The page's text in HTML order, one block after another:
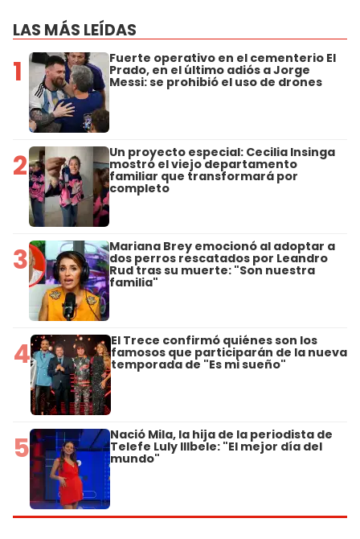
LAS MÁS LEÍDAS
1 Fuerte operativo en el cementerio El
Prado, en el último adiós a Jorge
Messi: se prohibió el uso de drones
2 Un proyecto especial: Cecilia Insinga
mostró el viejo departamento
familiar que transformará por
completo
3 Mariana Brey emocionó al adoptar a
dos perros rescatados por Leandro
Rud tras su muerte: "Son nuestra
familia"
4 El Trece confirmó quiénes son los
famosos que participarán de la nueva
temporada de "Es mi sueño"
5 Nació Mila, la hija de la periodista de
Telefe Luly Illbele: "El mejor día del
mundo"